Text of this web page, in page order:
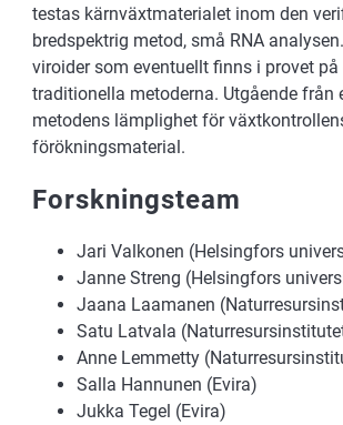
testas kärnväxtmaterialet inom den
bredspektrig metod, små RNA
viroider som eventuellt finns i provet
traditionella metoderna. Utgående
metodens lämplighet för
förökningsmaterial.
Forskningsteam
Jari Valkonen (Helsingfors
Janne Streng (Helsingfors
Jaana Laamanen
Satu Latvala
Anne Lemmetty
Salla Hannunen (Evira)
Jukka Tegel (Evira)